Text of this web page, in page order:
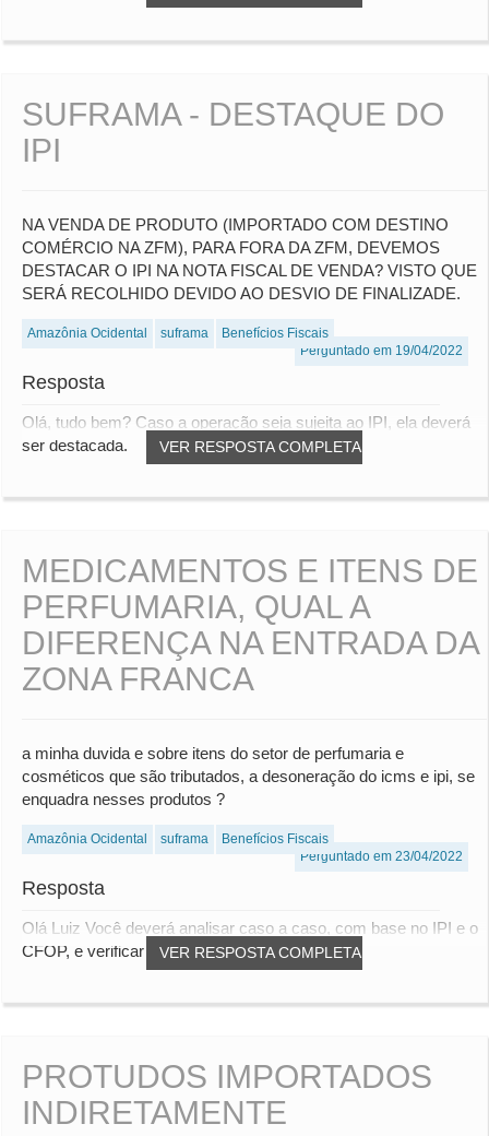
SUFRAMA - DESTAQUE DO
IPI
NA VENDA DE PRODUTO (IMPORTADO COM DESTINO
COMÉRCIO NA ZFM), PARA FORA DA ZFM, DEVEMOS
DESTACAR O IPI NA NOTA FISCAL DE VENDA? VISTO QUE
SERÁ RECOLHIDO DEVIDO AO DESVIO DE FINALIZADE.
Amazônia Ocidental suframa
Benefícios Fiscais
Perguntado em 19/04/2022
Resposta
VER RESPOSTA COMPLETA
Olá, tudo bem? Caso a operação seja sujeita ao IPI, ela deverá
ser destacada.
MEDICAMENTOS E ITENS DE
PERFUMARIA, QUAL A
DIFERENÇA NA ENTRADA DA
ZONA FRANCA
a minha duvida e sobre itens do setor de perfumaria e
cosméticos que são tributados, a desoneração do icms e ipi, se
enquadra nesses produtos ?
Amazônia Ocidental suframa
Benefícios Fiscais
Perguntado em 23/04/2022
Resposta
VER RESPOSTA COMPLETA
Olá Luiz Você deverá analisar caso a caso, com base no IPI e o
CFOP, e verificar se os itens se enqu...
PROTUDOS IMPORTADOS
INDIRETAMENTE